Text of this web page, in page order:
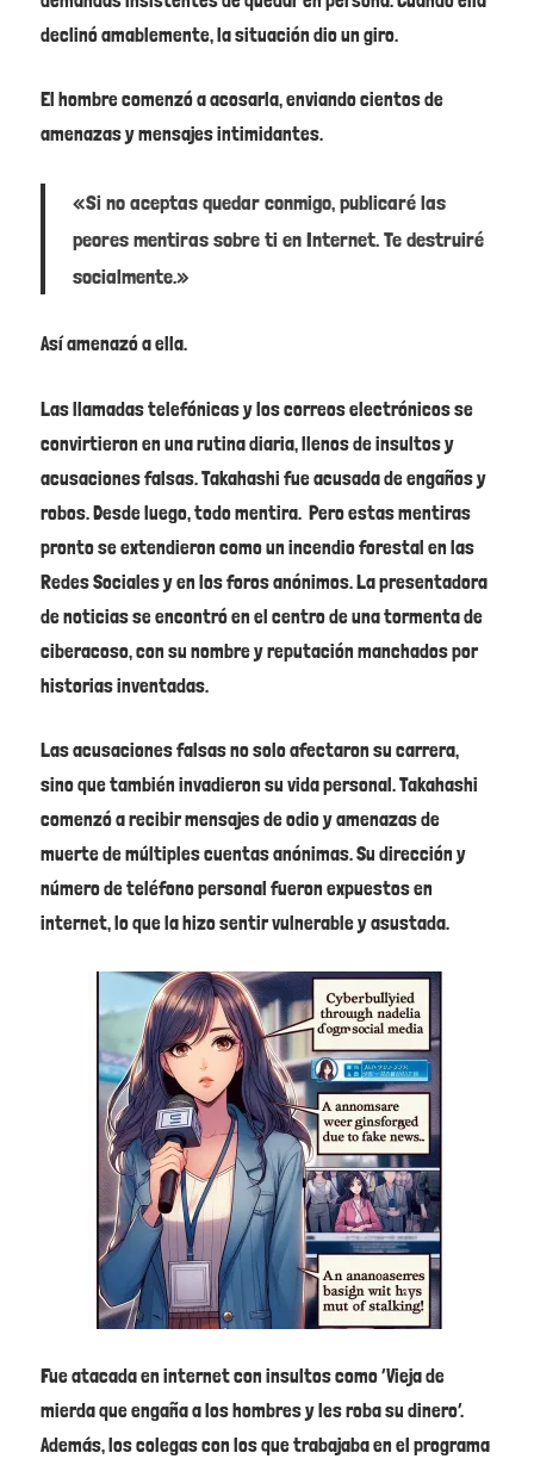
declinó amablemente, la situación dio un giro.
El hombre comenzó a acosarla, enviando cientos de
amenazas y mensajes intimidantes.
«Si no aceptas quedar conmigo, publicaré las
peores mentiras sobre ti en Internet. Te destruiré
socialmente.»
Así amenazó a ella.
Las llamadas telefónicas y los correos electrónicos se
convirtieron en una rutina diaria, llenos de insultos y
acusaciones falsas. Takahashi fue acusada de engaños y
robos. Desde luego, todo mentira. Pero estas mentiras
pronto se extendieron como un incendio forestal en las
Redes Sociales y en los foros anónimos. La presentadora
de noticias se encontró en el centro de una tormenta de
ciberacoso, con su nombre y reputación manchados por
historias inventadas.
Las acusaciones falsas no solo afectaron su carrera,
sino que también invadieron su vida personal. Takahashi
comenzó a recibir mensajes de odio y amenazas de
muerte de múltiples cuentas anónimas. Su dirección y
número de teléfono personal fueron expuestos en
internet, lo que la hizo sentir vulnerable y asustada.
Fue atacada en internet con insultos como ‘Vieja de
mierda que engaña a los hombres y les roba su dinero’.
Además, los colegas con los que trabajaba en el programa